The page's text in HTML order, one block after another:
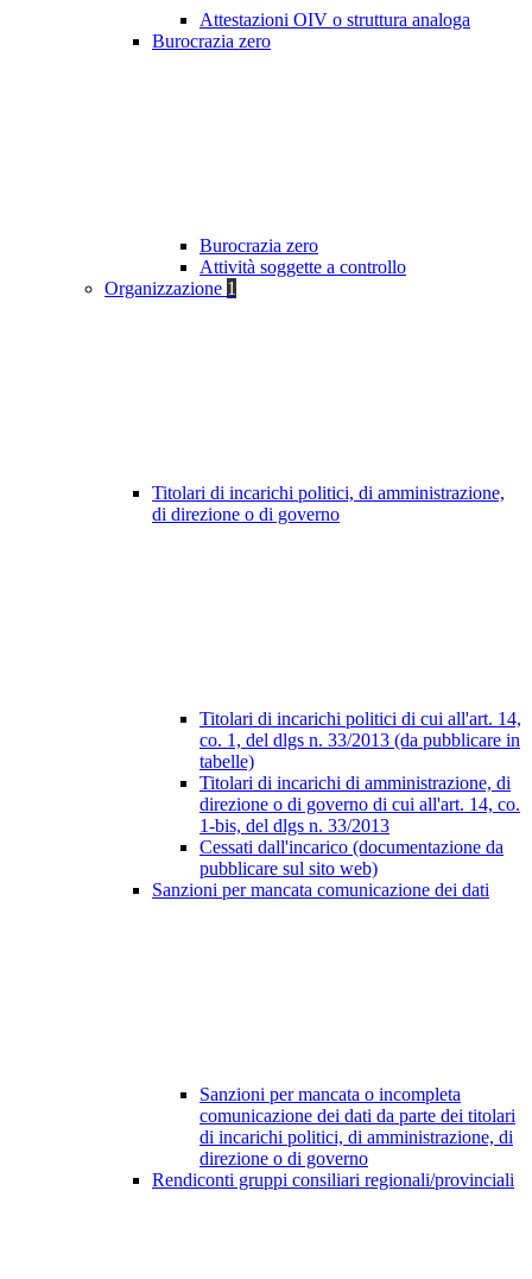
Attestazioni OIV o struttura analoga
Burocrazia zero
Burocrazia zero
Attività soggette a controllo
Organizzazione 1
Titolari di incarichi politici, di amministrazione,
di direzione o di governo
Titolari di incarichi politici di cui all'art. 14,
co. 1, del dlgs n. 33/2013 (da pubblicare in
tabelle)
Titolari di incarichi di amministrazione, di
direzione o di governo di cui all'art. 14, co.
1-bis, del dlgs n. 33/2013
Cessati dall'incarico (documentazione da
pubblicare sul sito web)
Sanzioni per mancata comunicazione dei dati
Sanzioni per mancata o incompleta
comunicazione dei dati da parte dei titolari
di incarichi politici, di amministrazione, di
direzione o di governo
Rendiconti gruppi consiliari regionali/provinciali